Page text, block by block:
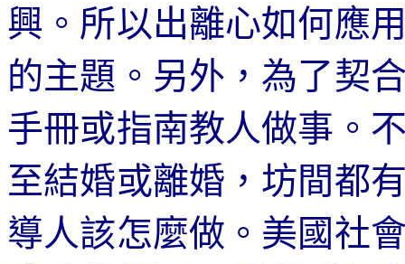
興。所以出離心如何應
的主題。另外，為了契
手冊或指南教人做事。
至結婚或離婚，坊間都
導人該怎麼做。美國社